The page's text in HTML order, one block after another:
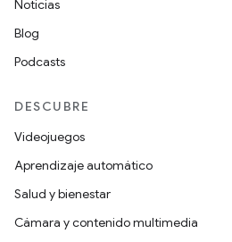
Noticias
Blog
Podcasts
DESCUBRE
Videojuegos
Aprendizaje automático
Salud y bienestar
Cámara y contenido multimedia